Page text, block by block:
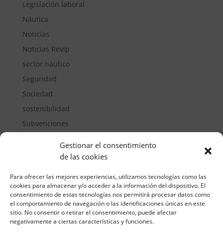
Gestionar el consentimiento
de las cookies
Para ofrecer las mejores experiencias, utilizamos tecnologías como las
cookies para almacenar y/o acceder a la información del dispositivo. El
consentimiento de estas tecnologías nos permitirá procesar datos como
el comportamiento de navegación o las identificaciones únicas en este
sitio. No consentir o retirar el consentimiento, puede afectar
negativamente a ciertas características y funciones.
Legislación laboral
Náutica
Noticias
Noticias Revip
sector náutico
Seguridad
Sociedad
sostenibilidad
Subvenciones